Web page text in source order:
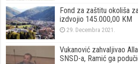
Fond za zaštitu okoliša
izdvojio 145.000,00 KM
29. Decembra 2021.
Vukanović zahvaljivao
SNSD-a, Ramić ga